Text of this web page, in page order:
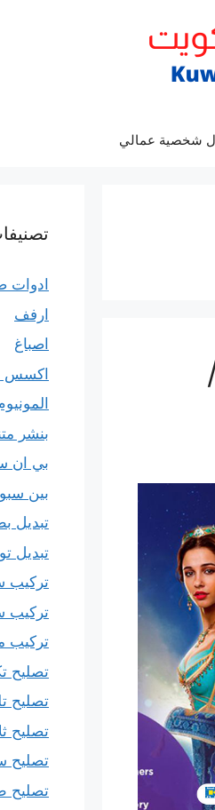
شخصية عمالي
/ 52520080 /
ادوات
ارفف
اصباغ
اكسس
بنشر
بي ان
بين
تبديل
تبديل
تركيب
تركيب
تركيب
تصليح
تصليح
تصليح
تصليح
تصليح